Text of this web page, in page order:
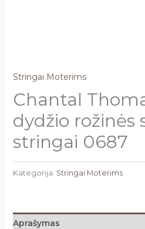
Stringai Moterims
Chantal
dydžio rožinės
stringai 0687
Kategorija: Stringai Moterims
Aprašymas